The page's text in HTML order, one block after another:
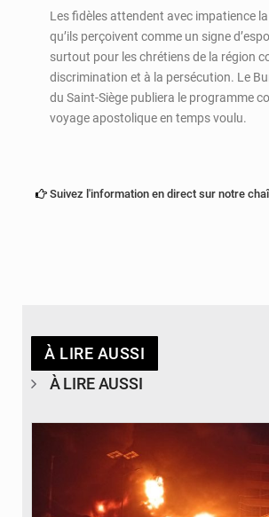
Les fidèles attendent avec impatience
qu’ils perçoivent comme un signe
surtout pour les chrétiens de la région
discrimination et à la persécution. Le
du Saint-Siège publiera le programme
voyage apostolique en temps voulu.
Suivez l'information en direct sur notre
À LIRE AUSSI
À LIRE AUSSI